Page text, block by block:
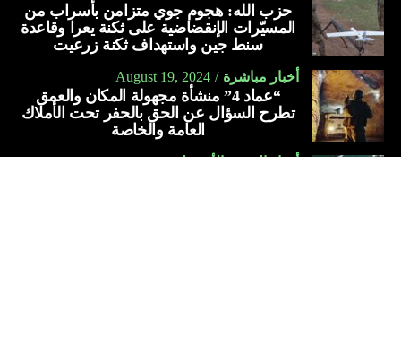
حزب الله: هجوم جوي متزامن بأسراب من
المسيّرات الإنقضاضية على ثكنة يعرا وقاعدة
سنط جين واستهداف ثكنة زرعيت
أخبار مباشرة August 19, 2024
“عماد 4” منشأة مجهولة المكان والعمق
تطرح السؤال عن الحق بالحفر تحت الأملاك
العامة والخاصة
أخبار الشرق الأوسط August 19, 2024